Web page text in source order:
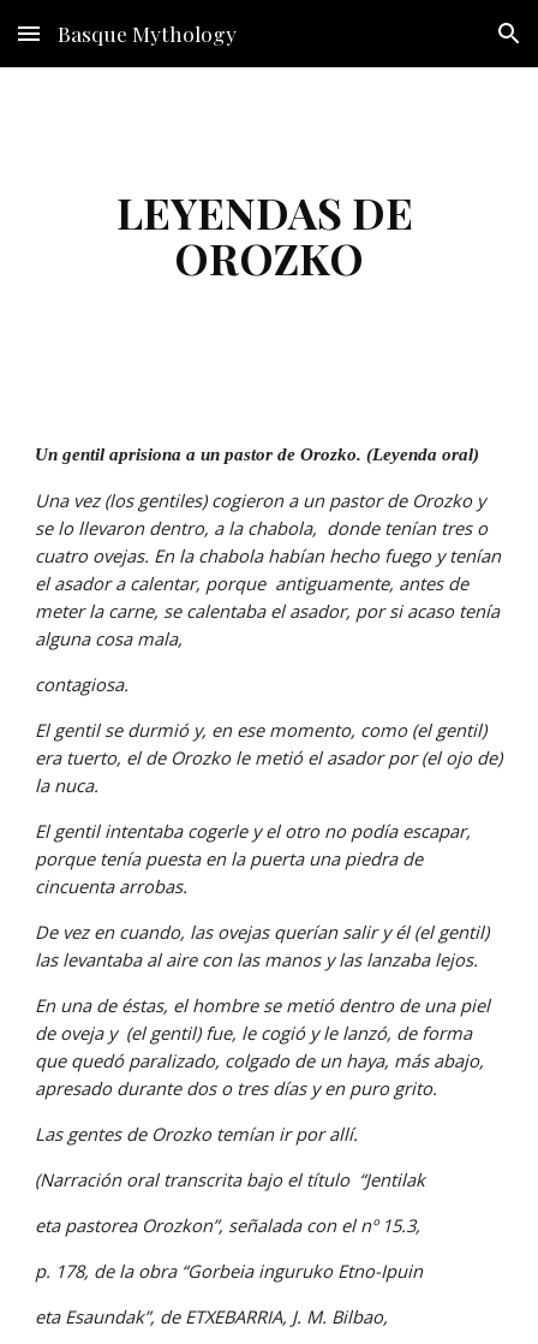
Skip to main content Skip to navigation
Basque Mythology
LEYENDAS DE
OROZKO
Un gentil aprisiona a un pastor de Orozko. (Leyenda oral)
Una vez (los gentiles) cogieron a un pastor de Orozko y
se lo llevaron dentro, a la chabola,  donde tenían tres o
cuatro ovejas. En la chabola habían hecho fuego y tenían
el asador a calentar, porque  antiguamente, antes de
meter la carne, se calentaba el asador, por si acaso tenía
alguna cosa mala,
contagiosa.
El gentil se durmió y, en ese momento, como (el gentil)
era tuerto, el de Orozko le metió el asador por (el ojo de)
la nuca.
El gentil intentaba cogerle y el otro no podía escapar,
porque tenía puesta en la puerta una piedra de
cincuenta arrobas.
De vez en cuando, las ovejas querían salir y él (el gentil)
las levantaba al aire con las manos y las lanzaba lejos.
En una de éstas, el hombre se metió dentro de una piel
de oveja y  (el gentil) fue, le cogió y le lanzó, de forma
que quedó paralizado, colgado de un haya, más abajo,
apresado durante dos o tres días y en puro grito.
Las gentes de Orozko temían ir por allí.
(Narración oral transcrita bajo el título  “Jentilak
eta pastorea Orozkon”, señalada con el nº 15.3,
p. 178, de la obra “Gorbeia inguruko Etno-Ipuin
eta Esaundak”, de ETXEBARRIA, J. M. Bilbao,